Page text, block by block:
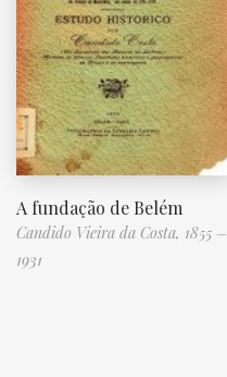
A fundação de Belém
Candido Vieira da Costa, 1855 –
1931